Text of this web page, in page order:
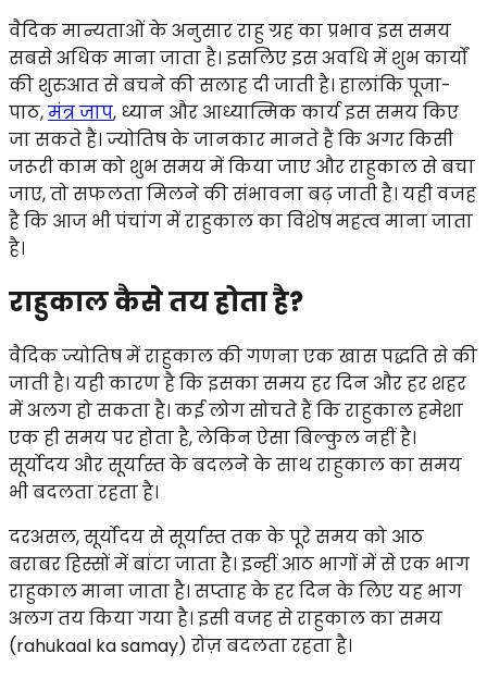
वैदिक मान्यताओं के अनुसार राहु ग्रह का प्रभाव इस समय
सबसे अधिक माना जाता है। इसलिए इस अवधि में शुभ कार्यों
की शुरुआत से बचने की सलाह दी जाती है। हालांकि पूजा-
पाठ,मंत्र जाप, ध्यान और आध्यात्मिक कार्य इस समय किए
जा सकते हैं। ज्योतिष के जानकार मानते हैं कि अगर किसी
जरूरी काम को शुभ समय में किया जाए और राहुकाल से बचा
जाए, तो सफलता मिलने की संभावना बढ़ जाती है। यही वजह
है कि आज भी पंचांग में राहुकाल का विशेष महत्व माना जाता
है।
राहुकाल कैसे तय होता है?
वैदिक ज्योतिष में राहुकाल की गणना एक खास पद्धति से की
जाती है। यही कारण है कि इसका समय हर दिन और हर शहर
में अलग हो सकता है। कई लोग सोचते हैं कि राहुकाल हमेशा
एक ही समय पर होता है, लेकिन ऐसा बिल्कुल नहीं है।
सूर्योदय और सूर्यास्त के बदलने के साथ राहुकाल का समय
भी बदलता रहता है।
दरअसल, सूर्योदय से सूर्यास्त तक के पूरे समय को आठ
बराबर हिस्सों में बांटा जाता है। इन्हीं आठ भागों में से एक भाग
राहुकाल माना जाता है। सप्ताह के हर दिन के लिए यह भाग
अलग तय किया गया है। इसी वजह से राहुकाल का समय
(rahukaal ka samay) रोज़ बदलता रहता है।